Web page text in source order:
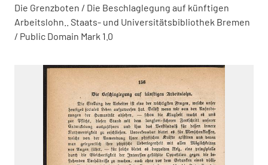
Die Grenzboten / Die Beschlaglegung auf künftigen
Arbeitslohn.. Staats- und Universitätsbibliothek Bremen
/ Public Domain Mark 1.0